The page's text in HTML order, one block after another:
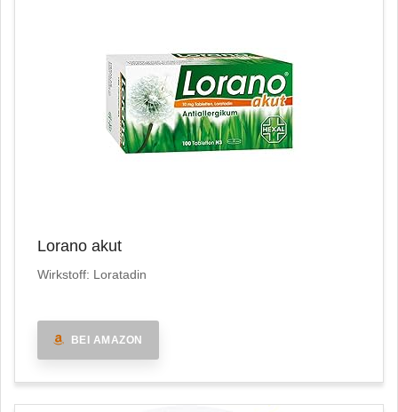
Lorano akut
Wirkstoff: Loratadin
BEI AMAZON